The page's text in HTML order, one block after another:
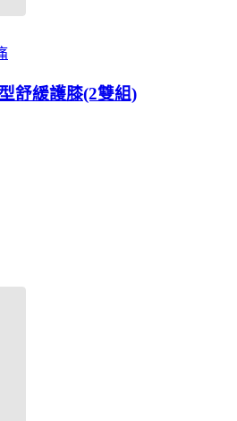
舒緩護膝(2雙組)